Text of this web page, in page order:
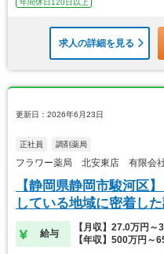
年間休日120日以上
求人の詳細を見る
更新日：2026年6月23日
正社員 調剤薬局
フラワー薬局 北安東店 有限会
【静岡県静岡市駿河区
している地域に密着した
給与
【月収】27.0万円～
【年収】500万円～